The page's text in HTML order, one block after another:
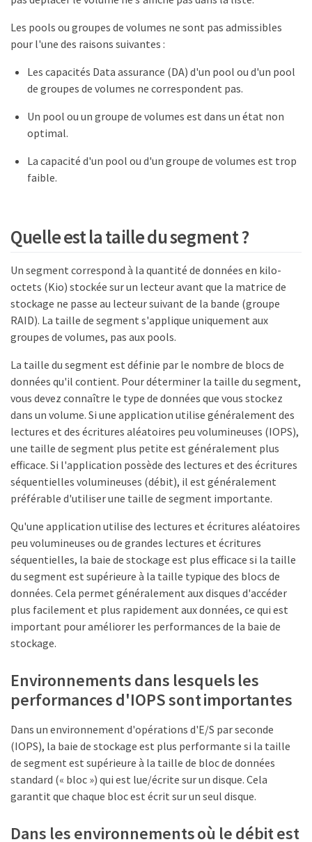
Les pools ou groupes de volumes ne sont pas admissibles
pour l'une des raisons suivantes :
Les capacités Data assurance (DA) d'un pool ou d'un pool
de groupes de volumes ne correspondent pas.
Un pool ou un groupe de volumes est dans un état non
optimal.
La capacité d'un pool ou d'un groupe de volumes est trop
faible.
Quelle est la taille du segment ?
Un segment correspond à la quantité de données en kilo-
octets (Kio) stockée sur un lecteur avant que la matrice de
stockage ne passe au lecteur suivant de la bande (groupe
RAID). La taille de segment s'applique uniquement aux
groupes de volumes, pas aux pools.
La taille du segment est définie par le nombre de blocs de
données qu'il contient. Pour déterminer la taille du segment,
vous devez connaître le type de données que vous stockez
dans un volume. Si une application utilise généralement des
lectures et des écritures aléatoires peu volumineuses (IOPS),
une taille de segment plus petite est généralement plus
efficace. Si l'application possède des lectures et des écritures
séquentielles volumineuses (débit), il est généralement
préférable d'utiliser une taille de segment importante.
Qu'une application utilise des lectures et écritures aléatoires
peu volumineuses ou de grandes lectures et écritures
séquentielles, la baie de stockage est plus efficace si la taille
du segment est supérieure à la taille typique des blocs de
données. Cela permet généralement aux disques d'accéder
plus facilement et plus rapidement aux données, ce qui est
important pour améliorer les performances de la baie de
stockage.
Environnements dans lesquels les
performances d'IOPS sont importantes
Dans un environnement d'opérations d'E/S par seconde
(IOPS), la baie de stockage est plus performante si la taille
de segment est supérieure à la taille de bloc de données
standard (« bloc ») qui est lue/écrite sur un disque. Cela
garantit que chaque bloc est écrit sur un seul disque.
Dans les environnements où le débit est